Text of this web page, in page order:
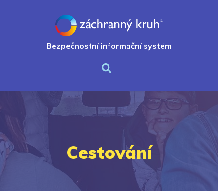
Bezpečnostní informační systém
Cestování